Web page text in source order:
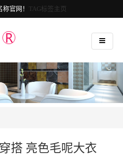
官网！ TAG标签主页
搭 亮色毛呢大衣